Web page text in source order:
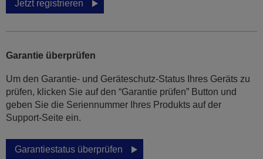
Jetzt registrieren
Garantie überprüfen
Um den Garantie- und Geräteschutz-Status Ihres Geräts zu
prüfen, klicken Sie auf den “Garantie prüfen” Button und
geben Sie die Seriennummer Ihres Produkts auf der
Support-Seite ein.
Garantiestatus überprüfen